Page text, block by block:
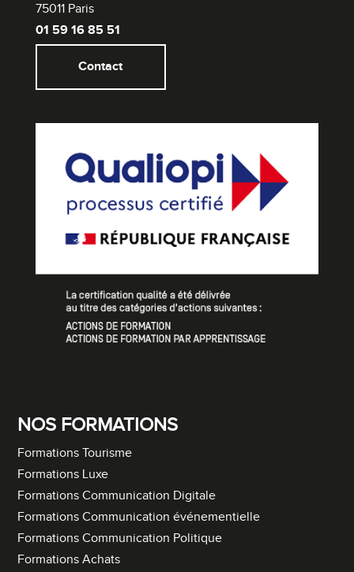
75011 Paris
01 59 16 85 51
Contact
NOS FORMATIONS
Formations Tourisme
Formations Luxe
Formations Communication Digitale
Formations Communication événementielle
Formations Communication Politique
Formations Achats